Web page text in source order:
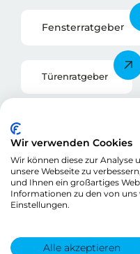
Wir verwenden Cookies
Wir können diese zur Analyse
unsere Webseite zu
und Ihnen ein großartiges
Informationen zu den von uns
Einstellungen.
Alle akzeptieren
Fensterratgeber
Türenratgeber